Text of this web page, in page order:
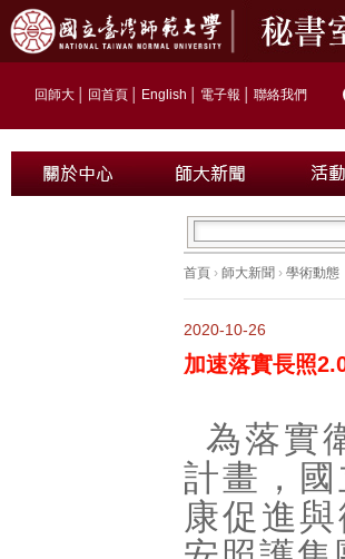
回師大 回首頁 English 電子報 聯絡我們
首頁 › 師大新聞 › 學術動態
2020-10-26
加速落實長照
為落實
計畫，
康促進